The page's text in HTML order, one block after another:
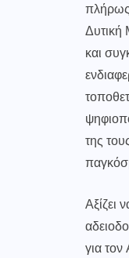
Δυτική
και
της
Αξίζει
για